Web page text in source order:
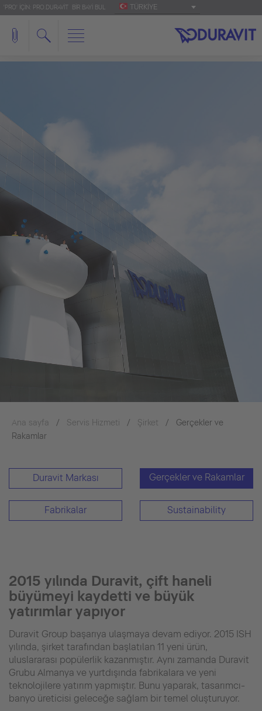
'PRO' IÇIN: PRO.DURAVIT BIR BAYI BUL TÜRKIYE
Ana sayfa Servis Hizmeti Şirket
Gerçekler ve
Rakamlar
Duravit Markası Gerçekler ve Rakamlar
Fabrikalar Sustainability
2015 yılında Duravit, çift haneli
büyümeyi kaydetti ve büyük
yatırımlar yapıyor
Duravit Group başarıya ulaşmaya devam ediyor. 2015 ISH
yılında, şirket tarafından başlatılan 11 yeni ürün,
uluslararası popülerlik kazanmıştır. Aynı zamanda Duravit
Grubu Almanya ve yurtdışında fabrikalara ve yeni
teknolojilere yatırım yapmıştır. Bunu yaparak, tasarımcı-
banyo üreticisi geleceğe sağlam bir temel oluşturuyor.